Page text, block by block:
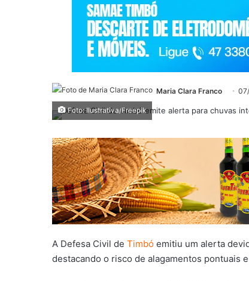
Maria Clara Franco
Foto: Ilustrativa/Freepik
A Defesa Civil de Timbó emitiu um alerta
destacando o risco de alagamentos pontuais